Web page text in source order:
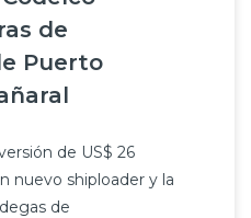
de
Puerto
de US$ 26
nuevo shiploader y la
de